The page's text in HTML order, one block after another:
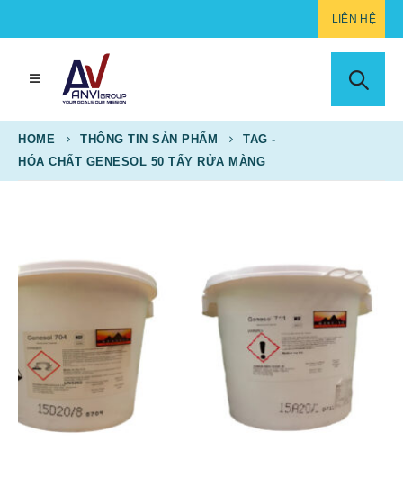
LIÊN HỆ
HOME THÔNG TIN SẢN PHẨM
TAG -
HÓA CHẤT GENESOL 50 TẨY RỬA MÀNG